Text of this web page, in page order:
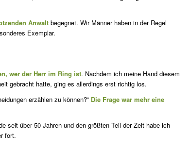
Anwalt begegnet. Wir Männer haben in der Regel
Exemplar.
wer der Herr im Ring ist. Nachdem ich meine Hand diesem
gebracht hatte, ging es allerdings erst richtig los.
erzählen zu können?” Die Frage war mehr eine
seit über 50 Jahren und den größten Teil der Zeit habe ich
fort.